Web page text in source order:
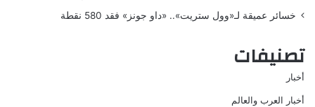
خسائر عميقة لـ«وول ستريت».. «داو جونز» فقد 580 نقطة
تصنيفات
أخبار
أخبار العرب والعالم